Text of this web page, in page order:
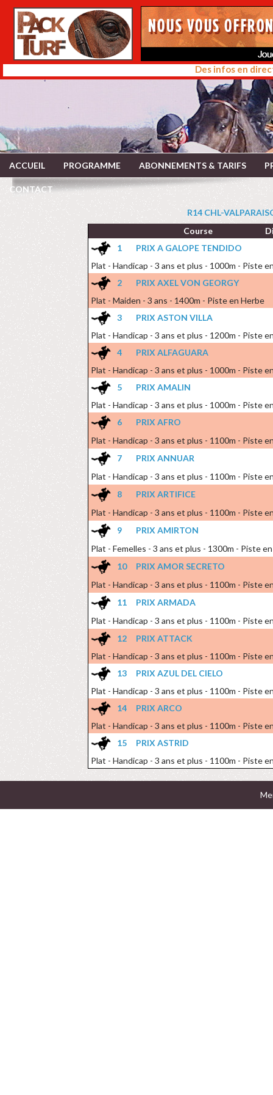
Des infos en
ACCUEIL PROGRAMME ABONNEMENTS & TARIFS
CONTACT
R14 CHL-
Course
1
PRIX A GALOPE TENDIDO
Plat - Handicap - 3 ans et plus - 1000m - Piste
2
PRIX AXEL VON GEORGY
Plat - Maiden - 3 ans - 1400m - Piste en Herbe
3
PRIX ASTON VILLA
Plat - Handicap - 3 ans et plus - 1200m - Piste
4
PRIX ALFAGUARA
Plat - Handicap - 3 ans et plus - 1000m - Piste
5
PRIX AMALIN
Plat - Handicap - 3 ans et plus - 1000m - Piste
6
PRIX AFRO
Plat - Handicap - 3 ans et plus - 1100m - Piste
7
PRIX ANNUAR
Plat - Handicap - 3 ans et plus - 1100m - Piste
8
PRIX ARTIFICE
Plat - Handicap - 3 ans et plus - 1100m - Piste
9
PRIX AMIRTON
Plat - Femelles - 3 ans et plus - 1300m - Piste
10
PRIX AMOR SECRETO
Plat - Handicap - 3 ans et plus - 1100m - Piste
11
PRIX ARMADA
Plat - Handicap - 3 ans et plus - 1100m - Piste
12
PRIX ATTACK
Plat - Handicap - 3 ans et plus - 1100m - Piste
13
PRIX AZUL DEL CIELO
Plat - Handicap - 3 ans et plus - 1100m - Piste
14
PRIX ARCO
Plat - Handicap - 3 ans et plus - 1100m - Piste
15
PRIX ASTRID
Plat - Handicap - 3 ans et plus - 1100m - Piste